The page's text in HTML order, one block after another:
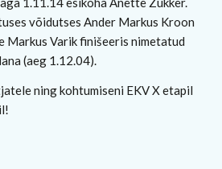
võidutses Ander Markus Kroon
Markus Varik finišeeris nimetatud
(aeg 1.12.04).
ning kohtumiseni EKV X etapil